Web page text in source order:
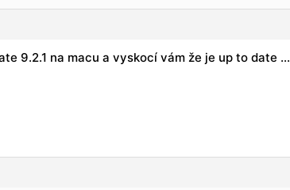
9.2.1 na macu a vyskocí vám že je up to date …